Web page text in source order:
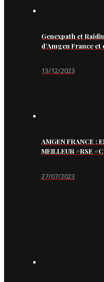
Genexpath et
d’Amgen France
13/12/2023
AMGEN FRANCE :
MEILLEUR #RSE
27/07/2023